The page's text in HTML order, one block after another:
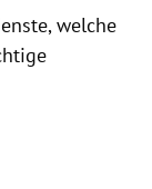
welche